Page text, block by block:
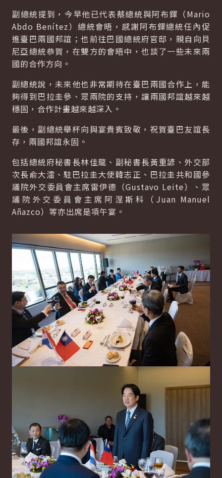
副總統提到，今早他已代表蔡總統與阿布鐸（Mario
Abdo Benítez）總統會晤，感謝阿布鐸總統任內促
進臺巴兩國邦誼；也前往巴國總統府官邸，親自向貝
尼亞總統恭賀，在雙方的會晤中，也談了一些未來兩
國的合作方向。
副總統說，未來他也非常期待在臺巴兩國合作上，能
夠得到巴拉圭參、眾兩院的支持，讓兩國邦誼越來越
穩固，合作計畫越來越深入。
最後，副總統舉杯向與宴貴賓致敬，祝賀臺巴友誼長
存，兩國邦誼永固。
包括總統府秘書長林佳龍、副秘書長黃重諺、外交部
次長俞大㵢、駐巴拉圭大使韓志正、巴拉圭共和國參
議院外交委員會主席雷伊德（Gustavo Leite）、眾
議院外交委員會主席阿涅斯科（Juan Manuel
Añazco）等亦出席是項午宴。